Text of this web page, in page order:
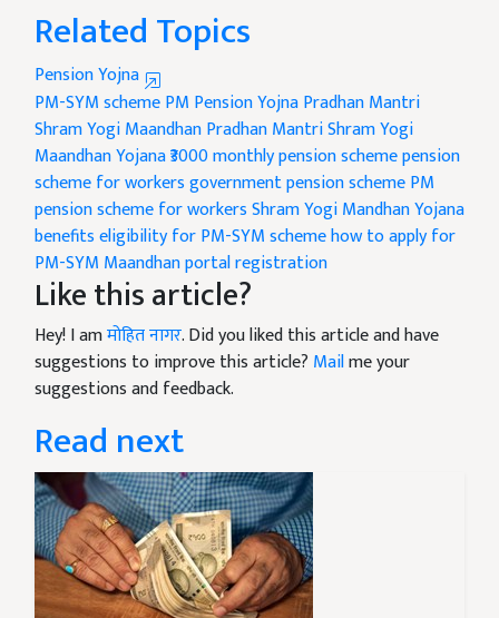
Related Topics
Pension Yojna
PM-SYM schemePM Pension YojnaPradhan Mantri
Shram Yogi MaandhanPradhan Mantri Shram Yogi
Maandhan Yojana₹3000 monthly pension schemepension
scheme for workersgovernment pension schemePM
pension scheme for workersShram Yogi Mandhan Yojana
benefitseligibility for PM-SYM schemehow to apply for
PM-SYM Maandhan portal registration
Like this article?
Hey! I amमोहित नागर. Did you liked this article and have
suggestions to improve this article? Mailme your
suggestions and feedback.
Read next